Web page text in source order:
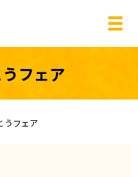
メ
フェア
うフェア